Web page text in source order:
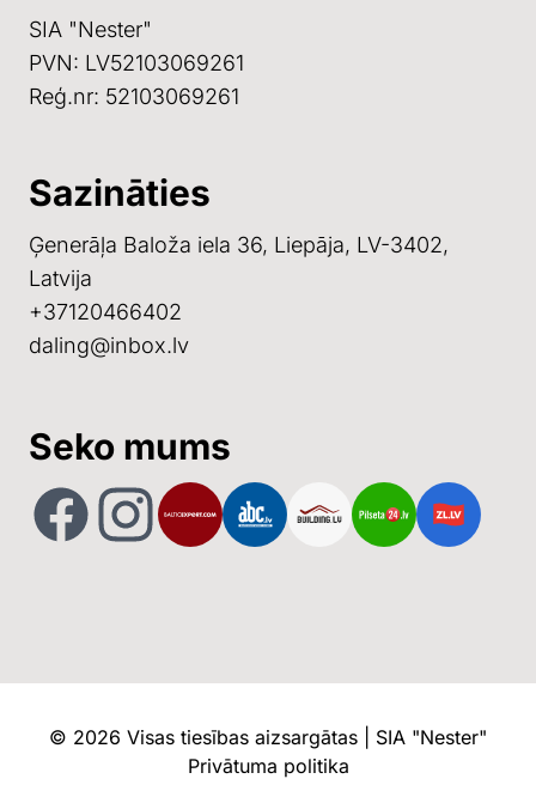
SIA "Nester"
PVN: LV52103069261
Reģ.nr: 52103069261
Sazināties
Ģenerāļa Baloža iela 36, Liepāja, LV-3402,
Latvija
+37120466402
daling@inbox.lv
Seko mums
FacebookInstagramBaltic Export
ABC BuildingPilseta24
ZL
© 2026 Visas tiesības aizsargātas | SIA "Nester"
Privātuma politika